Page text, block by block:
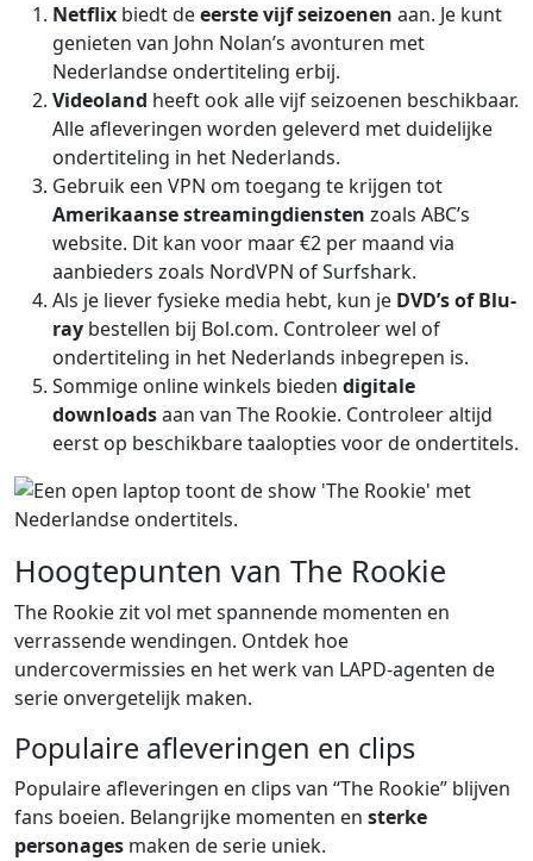
Netflix biedt deeerste vijf seizoenen aan. Je kunt
genieten van John Nolan’s avonturen met
Nederlandse ondertiteling erbij.
Videoland heeft ook alle vijf seizoenen beschikbaar.
Alle afleveringen worden geleverd met duidelijke
ondertiteling in het Nederlands.
Gebruik een VPN om toegang te krijgen tot
Amerikaanse streamingdiensten zoals ABC’s
website. Dit kan voor maar €2 per maand via
aanbieders zoals NordVPN of Surfshark.
Als je liever fysieke media hebt, kun je DVD’s of Blu-
ray bestellen bij Bol.com. Controleer wel of
ondertiteling in het Nederlands inbegrepen is.
Sommige online winkels bieden digitale
downloadsaan van The Rookie. Controleer altijd
eerst op beschikbare taalopties voor de ondertitels.
Hoogtepunten van The Rookie
The Rookie zit vol met spannende momenten en
verrassende wendingen. Ontdek hoe
undercovermissies en het werk van LAPD-agenten de
serie onvergetelijk maken.
Populaire afleveringen en clips
Populaire afleveringen en clips van “The Rookie” blijven
fans boeien. Belangrijke momenten en sterke
personages maken de serie uniek.